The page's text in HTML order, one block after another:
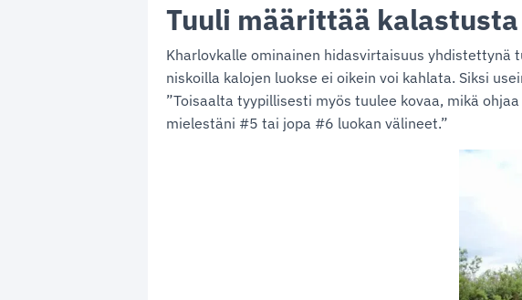
Tuuli määrittää kalastusta
Kharlovkalle ominainen hidasvirtaisuus
niskoilla kalojen luokse ei oikein voi kahlata. Siksi
”Toisaalta tyypillisesti myös tuulee kovaa, mikä
mielestäni #5 tai jopa #6 luokan välineet.”